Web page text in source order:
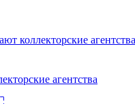
агентства